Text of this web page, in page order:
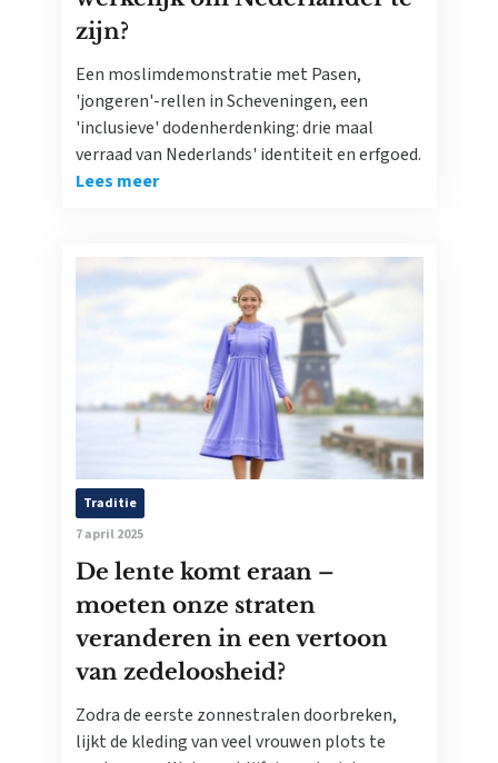
zijn?
Een moslimdemonstratie met Pasen,
'jongeren'-rellen in Scheveningen, een
'inclusieve' dodenherdenking: drie maal
verraad van Nederlands' identiteit en erfgoed.
Lees meer
Traditie
7 april 2025
De lente komt eraan –
moeten onze straten
veranderen in een vertoon
van zedeloosheid?
Zodra de eerste zonnestralen doorbreken,
lijkt de kleding van veel vrouwen plots te